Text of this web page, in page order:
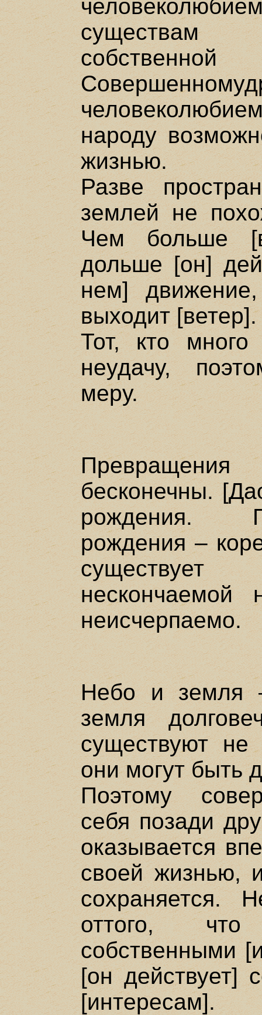
существам
народу
жизнью.
Разве
землей не
Чем больше
дольше [он]
нем]
выходит [ветер].
Тот, кто много
неудачу,
меру.
бесконечны.
рождения.
рождения –
нескончаемой
неисчерпаемо.
Небо и земля
земля
существуют
они могут быть
Поэтому
себя позади
оказывается
своей жизнью,
сохраняется.
оттого,
собственными
[он действует]
[интересам].